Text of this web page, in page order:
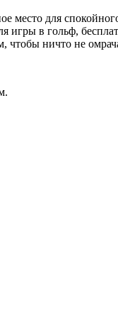
место для
игры в гольф,
чтобы ничто не